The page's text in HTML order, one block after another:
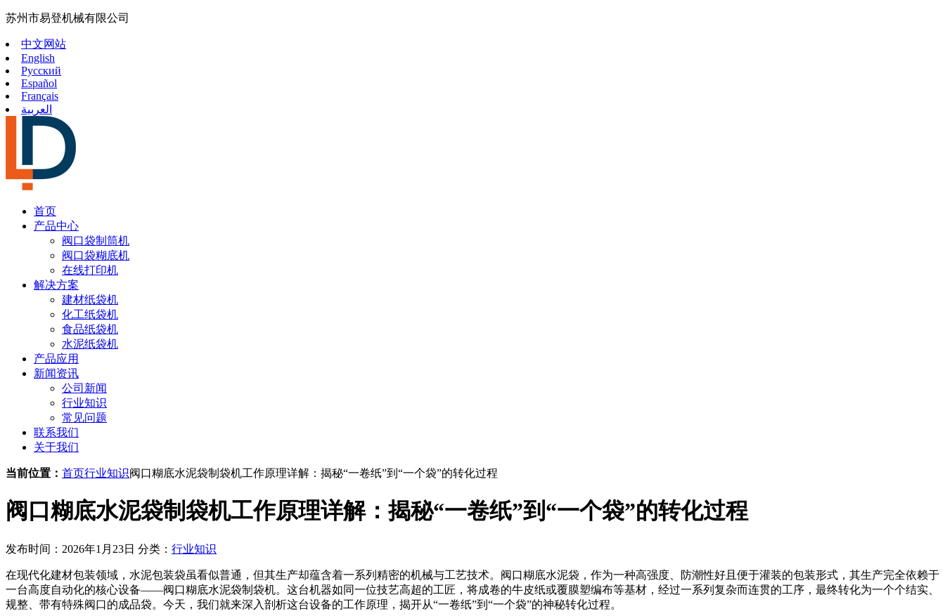
苏州市易登机械有限公司
中文网站
English
Русский
Español
Français
العربية
首页
产品中心
阀口袋制筒机
阀口袋糊底机
在线打印机
解决方案
建材纸袋机
化工纸袋机
食品纸袋机
水泥纸袋机
产品应用
新闻资讯
公司新闻
行业知识
常见问题
联系我们
关于我们
当前位置： 首页行业知识阀口糊底水泥袋制袋机工作原理详解：揭秘“一卷纸”到“一个袋”的转化过程
阀口糊底水泥袋制袋机工作原理详解：揭秘“一卷纸”到“一个袋”的转化过程
发布时间：2026年1月23日 分类： 行业知识
在现代化建材包装领域，水泥包装袋虽看似普通，但其生产却蕴含着一系列精密的机械与工艺技术。阀口糊底水泥袋，作为一种高强度、防潮性好且便于灌装的包装形式，其生产完全依赖于
一台高度自动化的核心设备——阀口糊底水泥袋制袋机。这台机器如同一位技艺高超的工匠，将成卷的牛皮纸或覆膜塑编布等基材，经过一系列复杂而连贯的工序，最终转化为一个个结实、
规整、带有特殊阀口的成品袋。今天，我们就来深入剖析这台设备的工作原理，揭开从“一卷纸”到“一个袋”的神秘转化过程。